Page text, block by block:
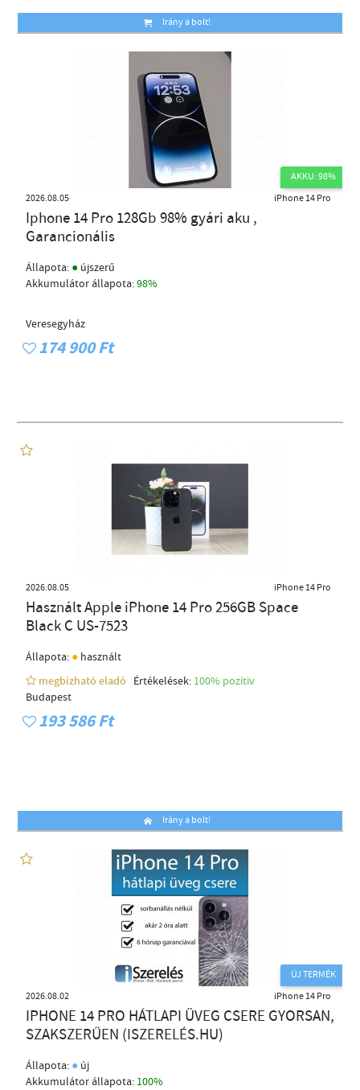
Irány a bolt!
AKKU: 98%
2026.08.05
iPhone 14 Pro
Iphone 14 Pro 128Gb 98% gyári aku ,
Garancionális
Állapota: ● újszerű
Akkumulátor állapota:98%
Veresegyház
174 900 Ft
2026.08.05 iPhone 14 Pro
Használt Apple iPhone 14 Pro 256GB Space
Black C US-7523
Állapota: ● használt
megbízható eladó
Értékelések: 100% pozítiv
Budapest
193 586 Ft
Irány a bolt!
ÚJ TERMÉK
2026.08.02
iPhone 14 Pro
IPHONE 14 PRO HÁTLAPI ÜVEG CSERE GYORSAN,
SZAKSZERŰEN (ISZERELÉS.HU)
Állapota: ● új
Akkumulátor állapota: 100%